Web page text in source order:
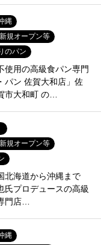
縄
規オープン等
のパン
使用の高級食パン専門
パン 佐賀大和店」佐
市大和町 の…
規オープン等
北海道から沖縄まで
氏プロデュースの高級
門店…
縄